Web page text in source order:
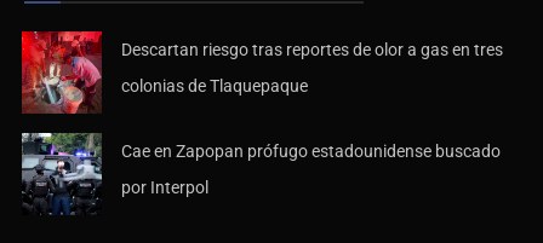
Descartan riesgo tras reportes de olor a gas en tres
colonias de Tlaquepaque
Cae en Zapopan prófugo estadounidense buscado
por Interpol